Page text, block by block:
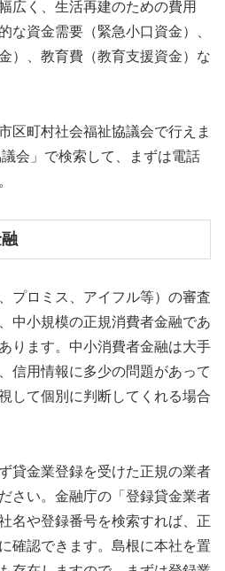
広く、生活再建のための費用
な資金需要（緊急小口資金）、
）、教育費（教育支援資金）な
区町村社会福祉協議会で行えま
会」で検索して、まずは電話
プロミス、アイフル等）の審査
中小規模の正規消費者金融であ
ります。中小消費者金融は大手
信用情報に多少の問題があって
して個別に判断してくれる場合
貸金業登録を受けた正規の業者
さい。金融庁の「登録貸金業者
名や登録番号を検索すれば、正
確認できます。島根に本社を置